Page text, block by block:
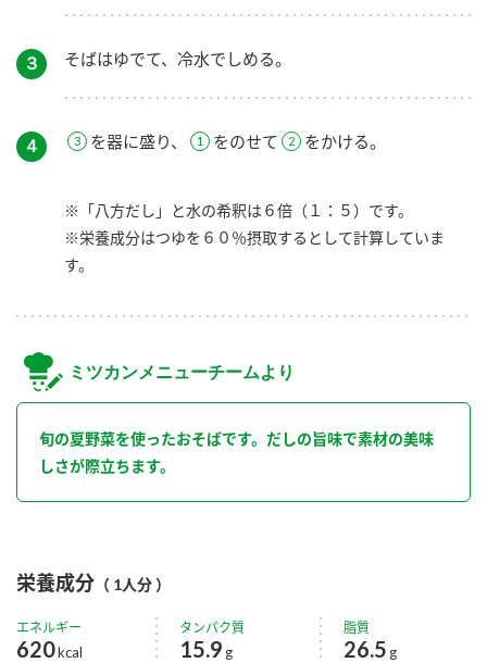
３ そばはゆでて、冷水でしめる。
４ を器に盛り、 をのせて をかける。
※「八方だし」と水の希釈は６倍（１：５）です。
※栄養成分はつゆを６０％摂取するとして計算していま
す。
ミツカンメニューチームより
旬の夏野菜を使ったおそばです。だしの旨味で素材の美味
しさが際立ちます。
栄養成分 （ 1人分 ）
エネルギー
620kcal
タンパク質
15.9 g
脂質
26.5 g